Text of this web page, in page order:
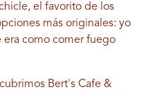
el favorito de los
más originales: yo
como comer fuego
Bert's Cafe &